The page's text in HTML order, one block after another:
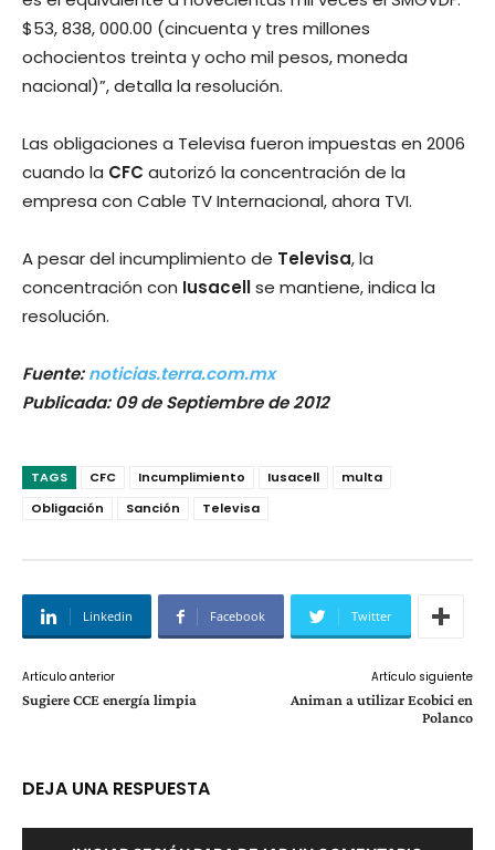
$53, 838, 000.00 (cincuenta y tres millones
ochocientos treinta y ocho mil pesos, moneda
nacional)”, detalla la resolución.
Las obligaciones a Televisa fueron impuestas en 2006
cuando la CFC autorizó la concentración de la
empresa con Cable TV Internacional, ahora TVI.
A pesar del incumplimiento de Televisa, la
concentración con Iusacellse mantiene, indica la
resolución.
Fuente:noticias.terra.com.mx
Publicada: 09 de Septiembre de 2012
TAGS CFC Incumplimiento Iusacell
multa
Obligación
Sanción Televisa
Linkedin Facebook Twitter
Artículo anterior
Sugiere CCE energía limpia
Artículo siguiente
Animan a utilizar Ecobici en
Polanco
DEJA UNA RESPUESTA